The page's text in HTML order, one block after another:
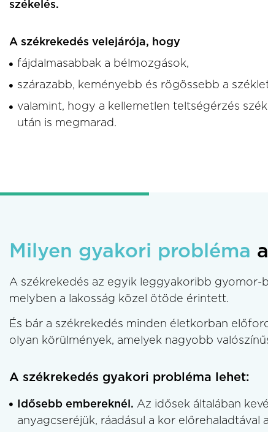
székelés.
A székrekedés velejárója, hogy
fájdalmasabbak a bélmozgások,
szárazabb, keményebb és rögössebb a
valamint, hogy a kellemetlen teltségérzés
után is megmarad.
Milyen gyakori probléma
A székrekedés az egyik leggyakoribb gyomor-
melyben a lakosság közel ötöde érintett.
És bár a székrekedés minden életkorban
olyan körülmények, amelyek nagyobb
A székrekedés gyakori probléma lehet:
Idősebb embereknél. Az idősek általában
anyagcseréjük, ráadásul a kor előrehaladtával